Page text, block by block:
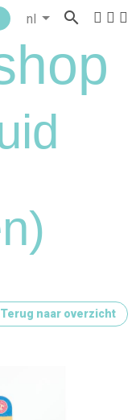

naar overzicht